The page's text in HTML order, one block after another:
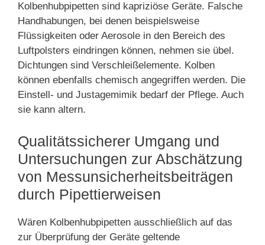
Kolbenhubpipetten sind kapriziöse Geräte. Falsche
Handhabungen, bei denen beispielsweise
Flüssigkeiten oder Aerosole in den Bereich des
Luftpolsters eindringen können, nehmen sie übel.
Dichtungen sind Verschleißelemente. Kolben
können ebenfalls chemisch angegriffen werden. Die
Einstell- und Justagemimik bedarf der Pflege. Auch
sie kann altern.
Qualitätssicherer Umgang und
Untersuchungen zur Abschätzung
von Messunsicherheitsbeiträgen
durch Pipettierweisen
Wären Kolbenhubpipetten ausschließlich auf das
zur Überprüfung der Geräte geltende